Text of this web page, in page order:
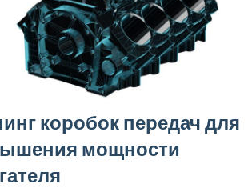
коробок передач для
мощности